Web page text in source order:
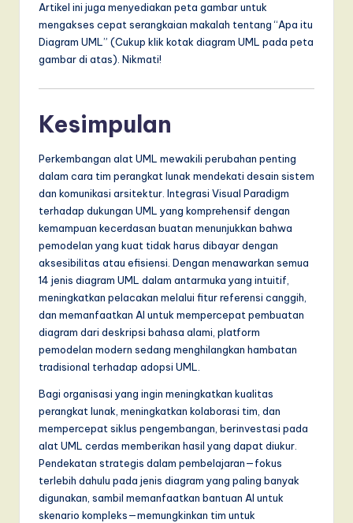
Artikel ini juga menyediakan peta gambar untuk
mengakses cepat serangkaian makalah tentang “Apa itu
Diagram UML” (Cukup klik kotak diagram UML pada peta
gambar di atas). Nikmati!
Kesimpulan
Perkembangan alat UML mewakili perubahan penting
dalam cara tim perangkat lunak mendekati desain sistem
dan komunikasi arsitektur. Integrasi Visual Paradigm
terhadap dukungan UML yang komprehensif dengan
kemampuan kecerdasan buatan menunjukkan bahwa
pemodelan yang kuat tidak harus dibayar dengan
aksesibilitas atau efisiensi. Dengan menawarkan semua
14 jenis diagram UML dalam antarmuka yang intuitif,
meningkatkan pelacakan melalui fitur referensi canggih,
dan memanfaatkan AI untuk mempercepat pembuatan
diagram dari deskripsi bahasa alami, platform
pemodelan modern sedang menghilangkan hambatan
tradisional terhadap adopsi UML.
Bagi organisasi yang ingin meningkatkan kualitas
perangkat lunak, meningkatkan kolaborasi tim, dan
mempercepat siklus pengembangan, berinvestasi pada
alat UML cerdas memberikan hasil yang dapat diukur.
Pendekatan strategis dalam pembelajaran—fokus
terlebih dahulu pada jenis diagram yang paling banyak
digunakan, sambil memanfaatkan bantuan AI untuk
skenario kompleks—memungkinkan tim untuk